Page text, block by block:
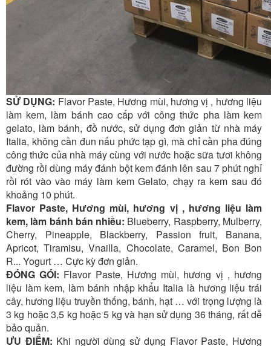
SỬ DỤNG: Flavor Paste, Hương mùi, hương vị , hương liệu
làm kem, làm bánh cao cấp với công thức pha làm kem
gelato, làm bánh, đồ nước, sử dụng đơn giản từ nhà máy
Italia, không cần đun nấu phức tạp gì, mà chỉ cần pha đúng
công thức của nhà máy cùng với nước hoặc sữa tươi không
đường rồi dùng máy đánh bột kem đánh lên sau 7 phút nghỉ
rồi rót vào vào máy làm kem Gelato, chạy ra kem sau đó
khoảng 10 phút.
Flavor Paste, Hương mùi, hương vị , hương liệu làm
kem, làm bánh bán nhiều: Blueberry, Raspberry, Mulberry,
Cherry, Pineapple, Blackberry, Passion fruit, Banana,
Apricot, Tiramisu, Vnailla, Chocolate, Caramel, Bon Bon
R... Yogurt … Cực kỳ đơn giản.
ĐÓNG GÓI: Flavor Paste, Hương mùi, hương vị , hương
liệu làm kem, làm bánh nhập khẩu Italia là hương liệu trái
cây, hương liệu truyền thống, bánh, hạt … với trọng lượng là
3 kg hoặc 3,5 kg hoặc 5 kg và hạn sử dụng 36 tháng, rất dễ
bảo quản.
ƯU ĐIỂM: Khi người dùng sử dụng Flavor Paste, Hương